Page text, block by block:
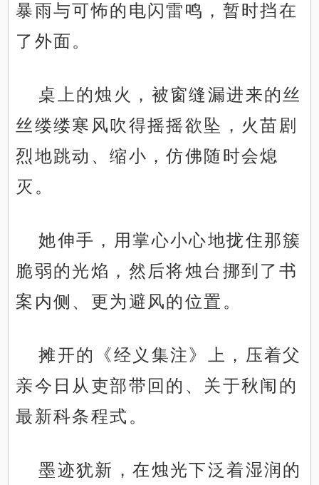
暴雨与可怖的电闪雷鸣，暂时挡在
了外面。
桌上的烛火，被窗缝漏进来的丝
丝缕缕寒风吹得摇摇欲坠，火苗剧
烈地跳动、缩小，仿佛随时会熄
灭。
她伸手，用掌心小心地拢住那簇
脆弱的光焰，然后将烛台挪到了书
案内侧、更为避风的位置。
摊开的《经义集注》上，压着父
亲今日从吏部带回的、关于秋闱的
最新科条程式。
墨迹犹新，在烛光下泛着湿润的